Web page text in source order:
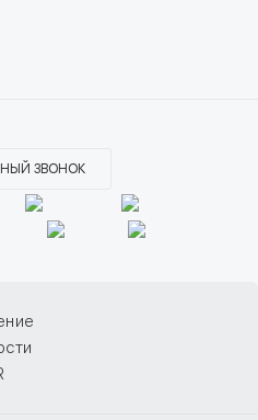
ЗВОНОК